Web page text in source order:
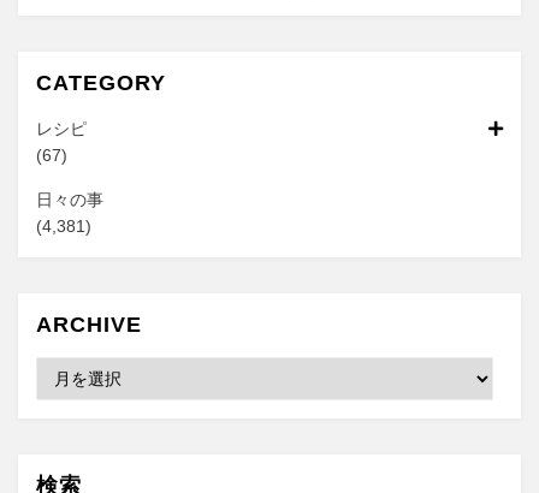
CATEGORY
レシピ
(67)
日々の事
(4,381)
ARCHIVE
Archive
検索